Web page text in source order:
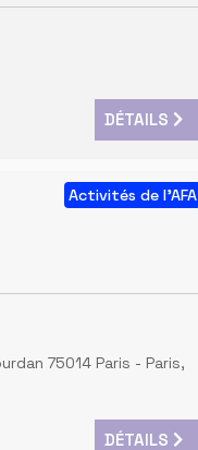
DÉTAILS
Activités de l'AFA
75014 Paris - Paris,
DÉTAILS